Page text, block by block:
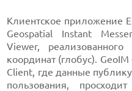
Клиентское приложение
Geospatial Instant
Viewer,
координат (глобус).
Client, где данные
пользования,